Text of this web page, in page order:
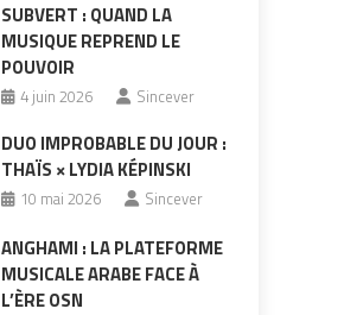
SUBVERT : QUAND LA
MUSIQUE REPREND LE
POUVOIR
4 juin 2026 Sincever
DUO IMPROBABLE DU JOUR :
THAÏS × LYDIA KÉPINSKI
10 mai 2026 Sincever
ANGHAMI : LA PLATEFORME
MUSICALE ARABE FACE À
L’ÈRE OSN